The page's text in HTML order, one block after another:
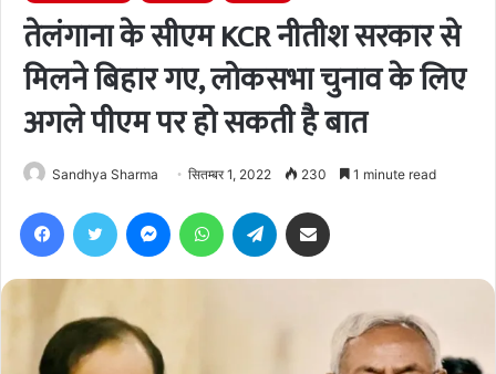
तेलंगाना के सीएम KCR नीतीश सरकार से
मिलने बिहार गए, लोकसभा चुनाव के लिए
अगले पीएम पर हो सकती है बात
Sandhya Sharma सितम्बर 1, 2022 230 1 minute read
FacebookTwitter MessengerWhatsAppTelegram